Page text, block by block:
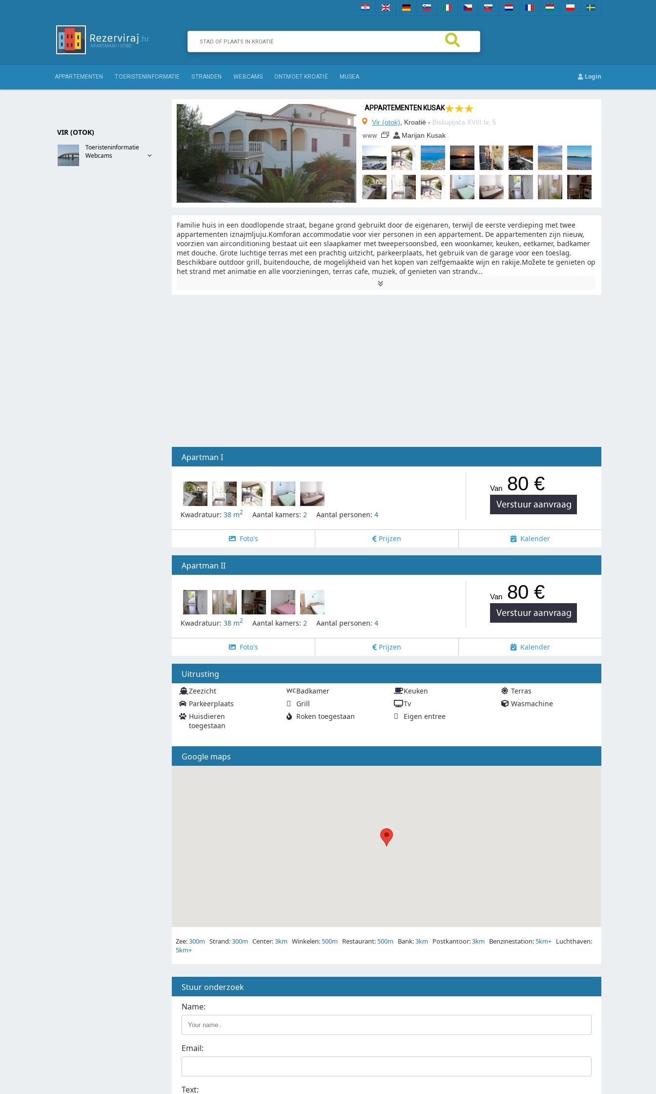
APPARTEMENTEN TOERISTENINFORMATIE STRANDEN WEBCAMS ONTMOET KROATIË MUSEA Login
VIR (OTOK)
Toeristeninformatie
Webcams
APPARTEMENTEN KUSAK
Vir (otok) , Kroatië - Biskupljača XVIII br, 5
Marijan Kusak
Familie huis in een doodlopende straat, begane grond gebruikt door de eigenaren, terwijl de eerste verdieping met twee
appartementen iznajmljuju.Komforan accommodatie voor vier personen in een appartement. De appartementen zijn nieuw,
voorzien van airconditioning bestaat uit een slaapkamer met tweepersoonsbed, een woonkamer, keuken, eetkamer, badkamer
met douche. Grote luchtige terras met een prachtig uitzicht, parkeerplaats, het gebruik van de garage voor een toeslag.
Beschikbare outdoor grill, buitendouche, de mogelijkheid van het kopen van zelfgemaakte wijn en rakije.Možete te genieten op
het strand met animatie en alle voorzieningen, terras cafe, muziek, of genieten van strandv...
Apartman I
Kwadratuur: 38 m2 Aantal kamers: 2 Aantal personen: 4
Van 80 €
Foto's Prijzen Kalender
Apartman II
Kwadratuur: 38 m2 Aantal kamers: 2 Aantal personen: 4
Van 80 €
Foto's Prijzen Kalender
Uitrusting
Zeezicht wcBadkamer Keuken
Terras
Parkeerplaats
Grill Tv
Wasmachine
Huisdieren
toegestaan
Roken toegestaan Eigen entree
Google maps
Zee:300m Strand:300m Center:3km Winkelen: 500m Restaurant: 500m Bank:3km Postkantoor:3km Benzinestation: 5km+ Luchthaven:
5km+
Stuur onderzoek
Name:
Email:
Text: